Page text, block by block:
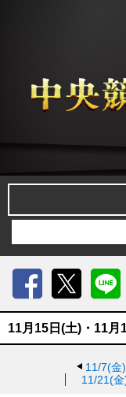
11月15日(土)・11月
11/7(金)
11/21(金